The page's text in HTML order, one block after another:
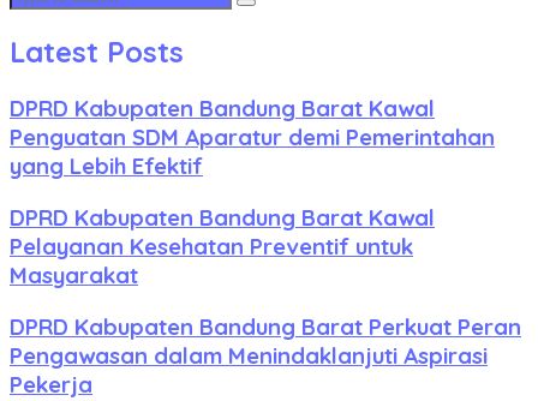
Latest Posts
DPRD Kabupaten Bandung Barat Kawal
Penguatan SDM Aparatur demi Pemerintahan
yang Lebih Efektif
DPRD Kabupaten Bandung Barat Kawal
Pelayanan Kesehatan Preventif untuk
Masyarakat
DPRD Kabupaten Bandung Barat Perkuat Peran
Pengawasan dalam Menindaklanjuti Aspirasi
Pekerja